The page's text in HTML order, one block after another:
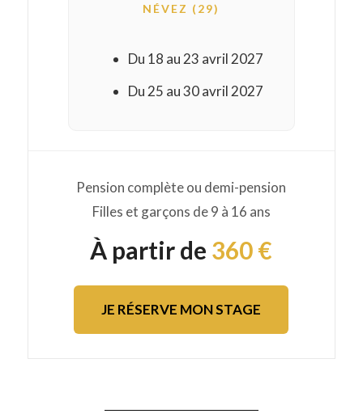
NÉVEZ (29)
Du 18 au 23 avril 2027
Du 25 au 30 avril 2027
Pension complète ou demi-pension
Filles et garçons de 9 à 16 ans
À partir de 360 €
JE RÉSERVE MON STAGE